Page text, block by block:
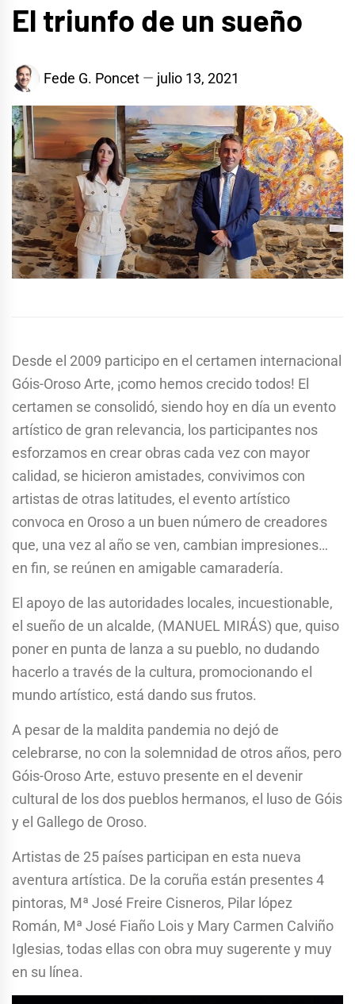
El triunfo de un sueño
Fede G. Poncet julio 13, 2021
Desde el 2009 participo en el certamen internacional
Góis-Oroso Arte, ¡como hemos crecido todos! El
certamen se consolidó, siendo hoy en día un evento
artístico de gran relevancia, los participantes nos
esforzamos en crear obras cada vez con mayor
calidad, se hicieron amistades, convivimos con
artistas de otras latitudes, el evento artístico
convoca en Oroso a un buen número de creadores
que, una vez al año se ven, cambian impresiones…
en fin, se reúnen en amigable camaradería.
El apoyo de las autoridades locales, incuestionable,
el sueño de un alcalde, (MANUEL MIRÁS) que, quiso
poner en punta de lanza a su pueblo, no dudando
hacerlo a través de la cultura, promocionando el
mundo artístico, está dando sus frutos.
A pesar de la maldita pandemia no dejó de
celebrarse, no con la solemnidad de otros años, pero
Góis-Oroso Arte, estuvo presente en el devenir
cultural de los dos pueblos hermanos, el luso de Góis
y el Gallego de Oroso.
Artistas de 25 países participan en esta nueva
aventura artística. De la coruña están presentes 4
pintoras, Mª José Freire Cisneros, Pilar lópez
Román, Mª José Fiaño Lois y Mary Carmen Calviño
Iglesias, todas ellas con obra muy sugerente y muy
en su línea.